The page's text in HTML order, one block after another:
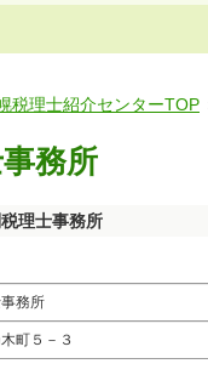
税理士紹介センターTOP
務所
理士事務所
務所
町５－３